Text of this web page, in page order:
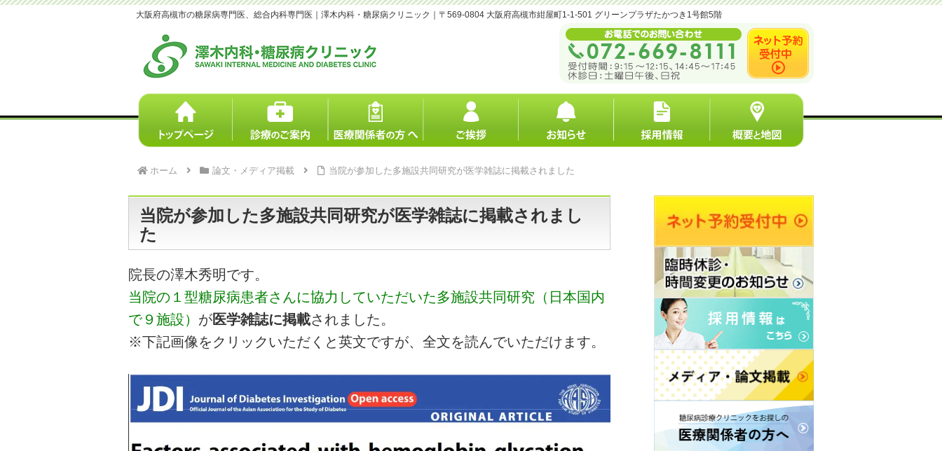
大阪府高槻市の糖尿病専門医、総合内科専門医｜澤木内科・糖尿病クリニック｜〒569-0804 大阪府高槻市紺屋町1-1-501 グリーンプラザたかつき1号館5階
ホーム 論文・メディア掲載 当院が参加した多施設共同研究が医学雑誌に掲載されました
当院が参加した多施設共同研究が医学雑誌に掲載されまし
た
院長の澤木秀明です。
当院の１型糖尿病患者さんに協力していただいた多施設共同研究（日本国内
で９施設） が医学雑誌に掲載されました。
※下記画像をクリックいただくと英文ですが、全文を読んでいただけます。